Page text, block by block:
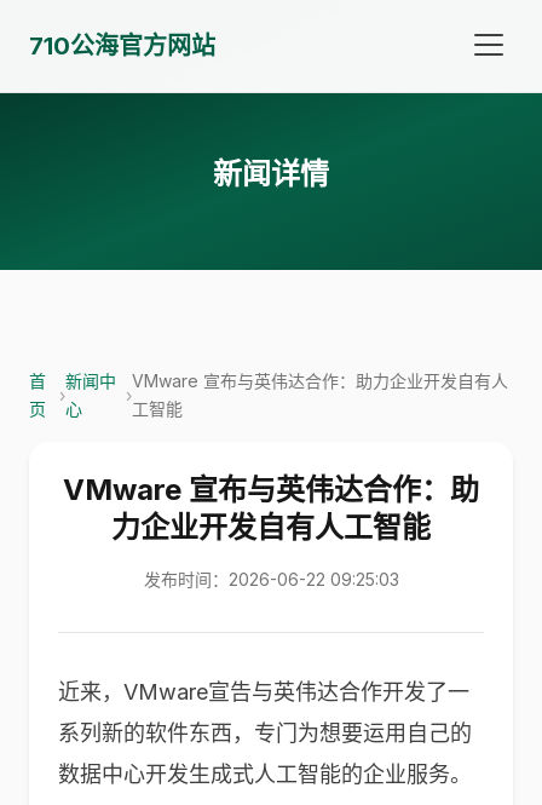
710公海官方网站
新闻详情
首
页
›
新闻中
心
›
VMware 宣布与英伟达合作：助力企业开发自有人
工智能
VMware 宣布与英伟达合作：助
力企业开发自有人工智能
发布时间：2026-06-22 09:25:03
近来，VMware宣告与英伟达合作开发了一
系列新的软件东西，专门为想要运用自己的
数据中心开发生成式人工智能的企业服务。